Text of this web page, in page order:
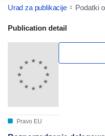
Urad za publikacije Podatki
Publication Detail
Publication detail
Pravo EU